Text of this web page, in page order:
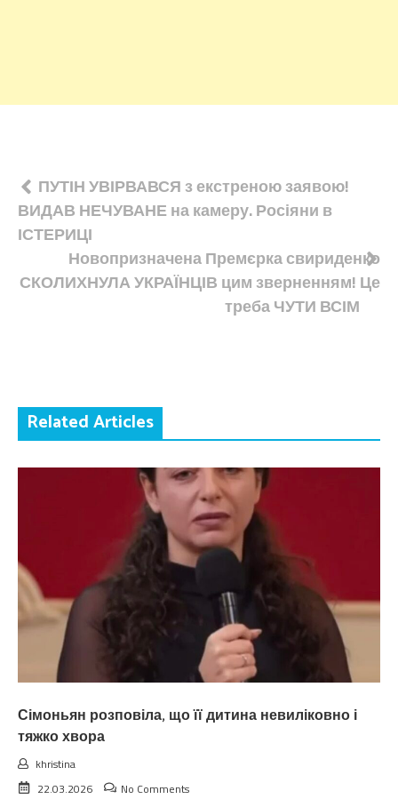
Навігація
записів
ПУТІН УВІРВАВСЯ з екстреною заявою!
ВИДАВ НЕЧУВАНЕ на камеру. Росіяни в
ІСТЕРИЦІ
Новопризначена Премєрка свириденко
СКОЛИХНУЛА УКРАЇНЦІВ цим зверненням! Це
треба ЧУТИ ВСІМ
Related Articles
Сімоньян розповіла, що її дитина невиліковно і
тяжко хвора
khristina
22.03.2026
No Comments